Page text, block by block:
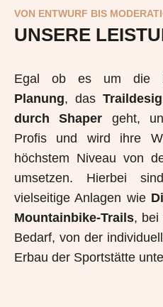
VON ENTWURF BIS
UNSERE
Egal ob es um die
Planung, das
durch Shaper geht,
Profis und wird ihre
höchstem Niveau von
umsetzen. Hierbei
vielseitige Anlagen wie
Mountainbike-Trails, bei
Bedarf, von der
Erbau der Sportstätte